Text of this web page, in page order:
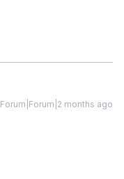
Forum|Forum|2 months ago